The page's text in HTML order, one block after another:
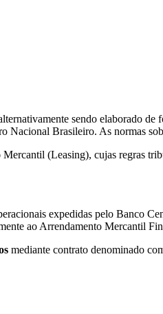
sendo elaborado
Nacional Brasileiro. As normas
(Leasing), cujas regras
expedidas pelo Banco
ao Arrendamento Mercantil
mediante contrato denominado